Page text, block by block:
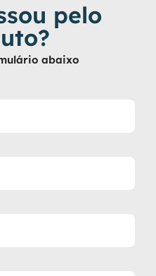
pelo
abaixo